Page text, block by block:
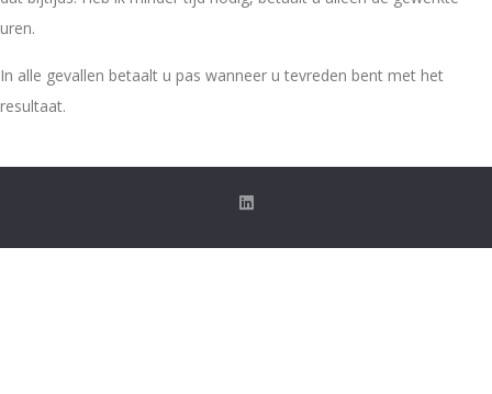
uren.
In alle gevallen betaalt u pas wanneer u tevreden bent met het
resultaat.